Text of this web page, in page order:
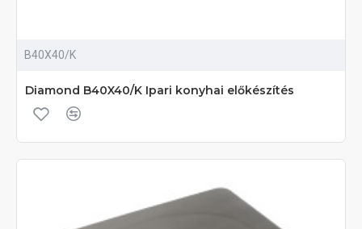
B40X40/K
Diamond B40X40/K Ipari konyhai előkészítés